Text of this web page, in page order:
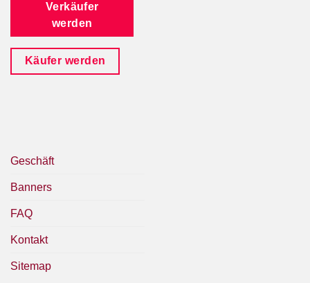
Verkäufer
werden
Käufer werden
Geschäft
Banners
FAQ
Kontakt
Sitemap